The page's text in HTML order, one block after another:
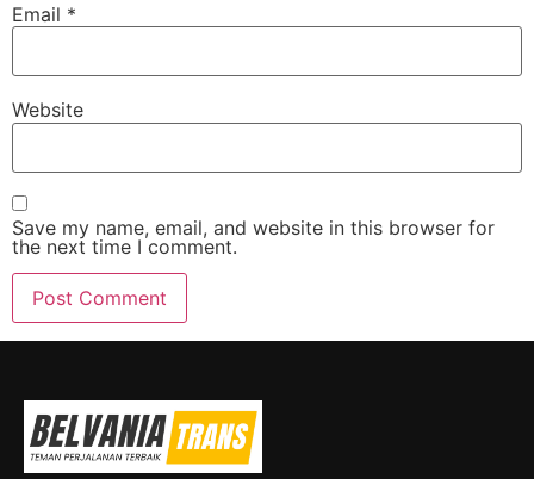
Email *
Website
Save my name, email, and website in this browser for
the next time I comment.